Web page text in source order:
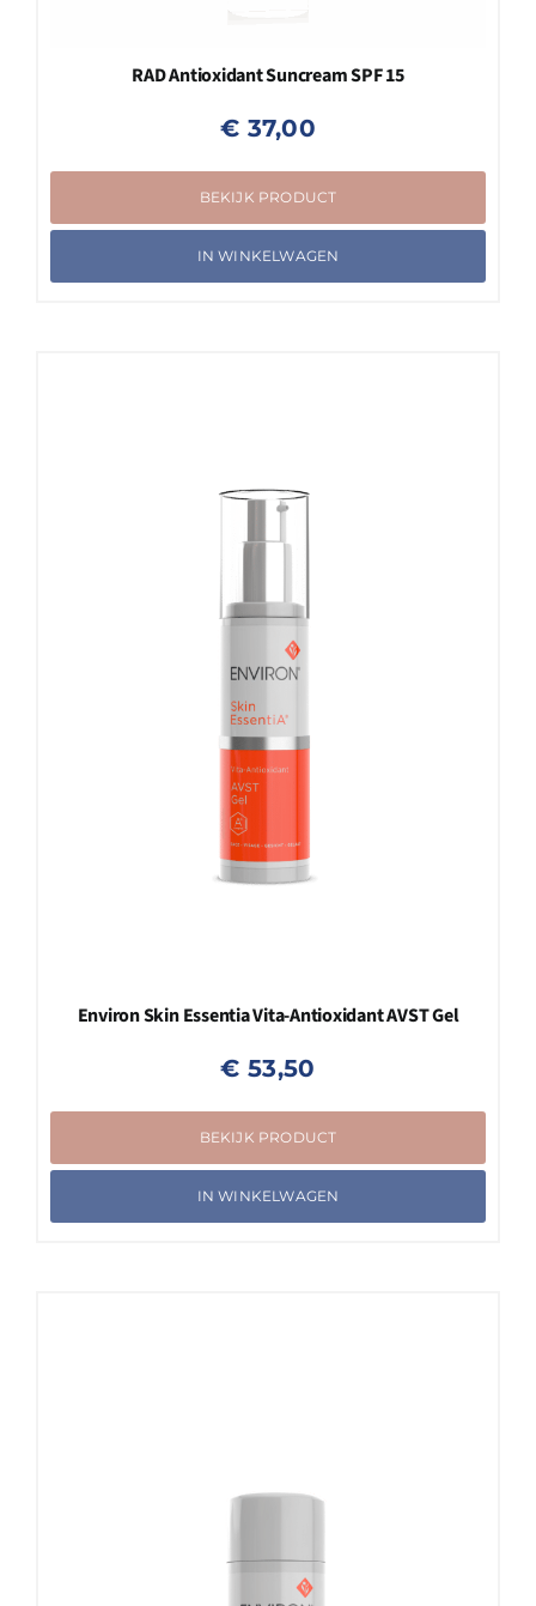
RAD Antioxidant Suncream SPF 15
€ 37,00
BEKIJK PRODUCT
IN WINKELWAGEN
Environ Skin Essentia Vita-Antioxidant AVST Gel
€ 53,50
BEKIJK PRODUCT
IN WINKELWAGEN